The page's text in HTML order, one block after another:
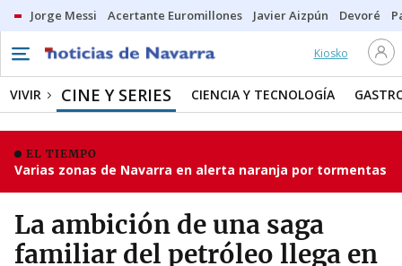
Jorge Messi Acertante Euromillones Javier Aizpún Devoré
Kiosko
VIVIR CINE Y SERIES CIENCIA Y TECNOLOGÍA
EL TIEMPO
Varias zonas de Navarra en alerta naranja por tormentas
La ambición de una saga
familiar del petróleo llega en